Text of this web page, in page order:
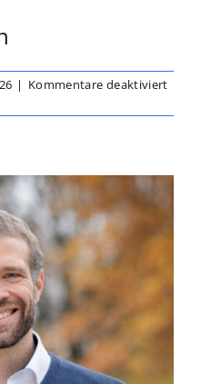
| Kommentare deaktiviertfür
Dr.